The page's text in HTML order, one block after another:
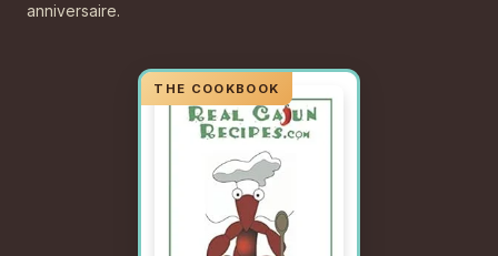
anniversaire.